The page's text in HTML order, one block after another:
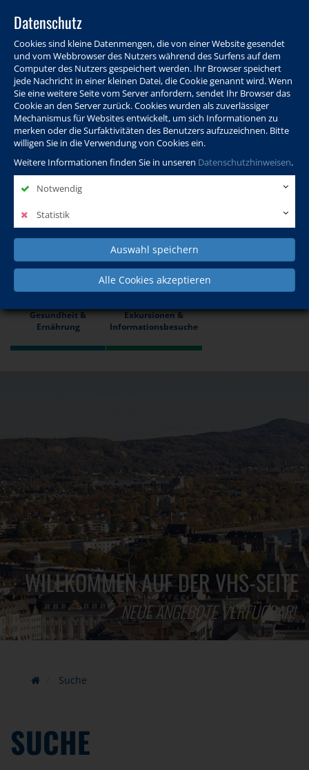
Datenschutz
Cookies sind kleine Datenmengen, die von einer Website gesendet
und vom Webbrowser des Nutzers während des Surfens auf dem
Computer des Nutzers gespeichert werden. Ihr Browser speichert
jede Nachricht in einer kleinen Datei, die Cookie genannt wird. Wenn
Sie eine weitere Seite vom Server anfordern, sendet Ihr Browser das
Cookie an den Server zurück. Cookies wurden als zuverlässiger
Mechanismus für Websites entwickelt, um sich Informationen zu
merken oder die Surfaktivitäten des Benutzers aufzuzeichnen. Bitte
willigen Sie in die Verwendung von Cookies ein.
Weitere Informationen finden Sie in unseren Datenschutzhinweisen.
Notwendig
Statistik
Auswahl speichern
Alle Cookies akzeptieren
Programm Info & Service Aktuelles Warenkorb Login
Ansprechpersonen Kontakt Sitemap
Politik, Wissenschaft &
Internationales
Beruf, IT & Digitales
Gesundheit &
Ernährung
Exkursionen &
Informationsbesuche
WILLKOMMEN AUF DER VHS-SEITE
NEUE ANGEBOTE VERFÜGBAR!
Suche
SUCHE